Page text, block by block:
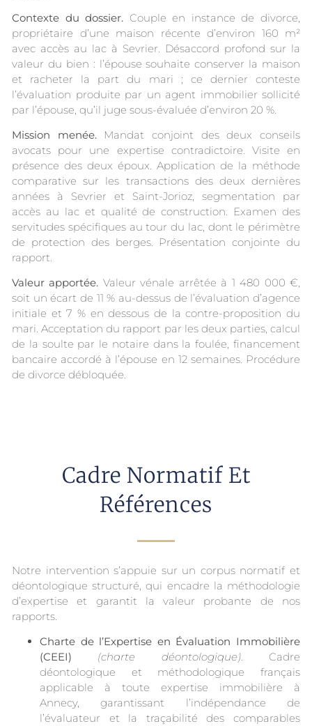
Contexte du dossier. Couple en instance de divorce,
propriétaire d’une maison récente d’environ 160 m²
avec accès au lac à Sevrier. Désaccord profond sur la
valeur du bien : l’épouse souhaite conserver la maison
et racheter la part du mari ; ce dernier conteste
l’évaluation produite par un agent immobilier sollicité
par l’épouse, qu’il juge sous-évaluée d’environ 20 %.
Mission menée.Mandat conjoint des deux conseils
avocats pour une expertise contradictoire. Visite en
présence des deux époux. Application de la méthode
comparative sur les transactions des deux dernières
années à Sevrier et Saint-Jorioz, segmentation par
accès au lac et qualité de construction. Examen des
servitudes spécifiques au tour du lac, dont le périmètre
de protection des berges. Présentation conjointe du
rapport.
Valeur apportée. Valeur vénale arrêtée à 1 480 000 €,
soit un écart de 11 % au-dessus de l’évaluation d’agence
initiale et 7 % en dessous de la contre-proposition du
mari. Acceptation du rapport par les deux parties, calcul
de la soulte par le notaire dans la foulée, financement
bancaire accordé à l’épouse en 12 semaines. Procédure
de divorce débloquée.
Cadre Normatif Et
Références
Notre intervention s’appuie sur un corpus normatif et
déontologique structuré, qui encadre la méthodologie
d’expertise et garantit la valeur probante de nos
rapports.
Charte de l’Expertise en Évaluation Immobilière
(CEEI)
(charte déontologique). Cadre
déontologique et méthodologique français
applicable à toute expertise immobilière à
Annecy, garantissant l’indépendance de
l’évaluateur et la traçabilité des comparables